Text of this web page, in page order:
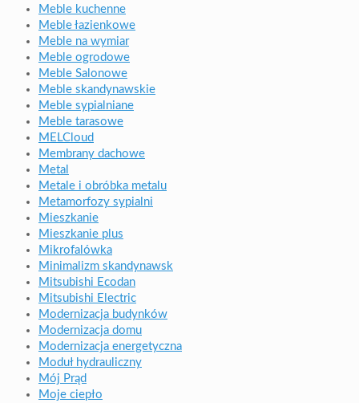
Meble kuchenne
Meble łazienkowe
Meble na wymiar
Meble ogrodowe
Meble Salonowe
Meble skandynawskie
Meble sypialniane
Meble tarasowe
MELCloud
Membrany dachowe
Metal
Metale i obróbka metalu
Metamorfozy sypialni
Mieszkanie
Mieszkanie plus
Mikrofalówka
Minimalizm skandynawsk
Mitsubishi Ecodan
Mitsubishi Electric
Modernizacja budynków
Modernizacja domu
Modernizacja energetyczna
Moduł hydrauliczny
Mój Prąd
Moje ciepło